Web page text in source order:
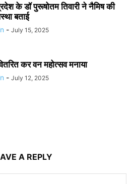
के डॉ पुरूषोतम तिवारी ने नैमिष की
बताई
- July 15, 2025
कर वन महोत्सव मनाया
- July 12, 2025
A REPLY